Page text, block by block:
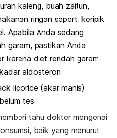
kaleng, buah zaitun,
ringan seperti keripik
Apabila Anda sedang
garam, pastikan Anda
karena diet rendah garam
aldosteron
licorice (akar manis)
tes
tahu dokter mengenai
baik yang menurut